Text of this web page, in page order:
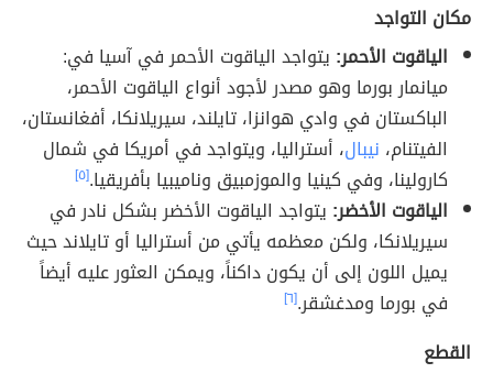
مكان التواجد
الياقوت الأحمر: يتواجد الياقوت الأحمر في آسيا في:
ميانمار بورما وهو مصدر لأجود أنواع الياقوت الأحمر،
الباكستان في وادي هوانزا، تايلند، سيريلانكا، أفغانستان،
الفيتنام، نيبال، أستراليا، ويتواجد في أمريكا في شمال
كارولينا، وفي كينيا والموزمبيق وناميبيا بأفريقيا.[٥]
الياقوت الأخضر: يتواجد الياقوت الأخضر بشكل نادر في
سيريلانكا، ولكن معظمه يأتي من أستراليا أو تايلاند حيث
يميل اللون إلى أن يكون داكناً، ويمكن العثور عليه أيضاً
في بورما ومدغشقر.[٦]
القطع